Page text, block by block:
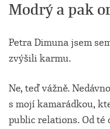
Modrý a pak
Petra Dimuna jsem
zvýšili karmu.
Ne, teď vážně.
s mojí kamarádkou,
public relations. Od té